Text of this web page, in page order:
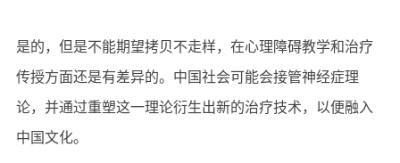
是的，但是不能期望拷贝不走样，在心理障碍教学和治疗
传授方面还是有差异的。中国社会可能会接管神经症理
论，并通过重塑这一理论衍生出新的治疗技术，以便融入
中国文化。